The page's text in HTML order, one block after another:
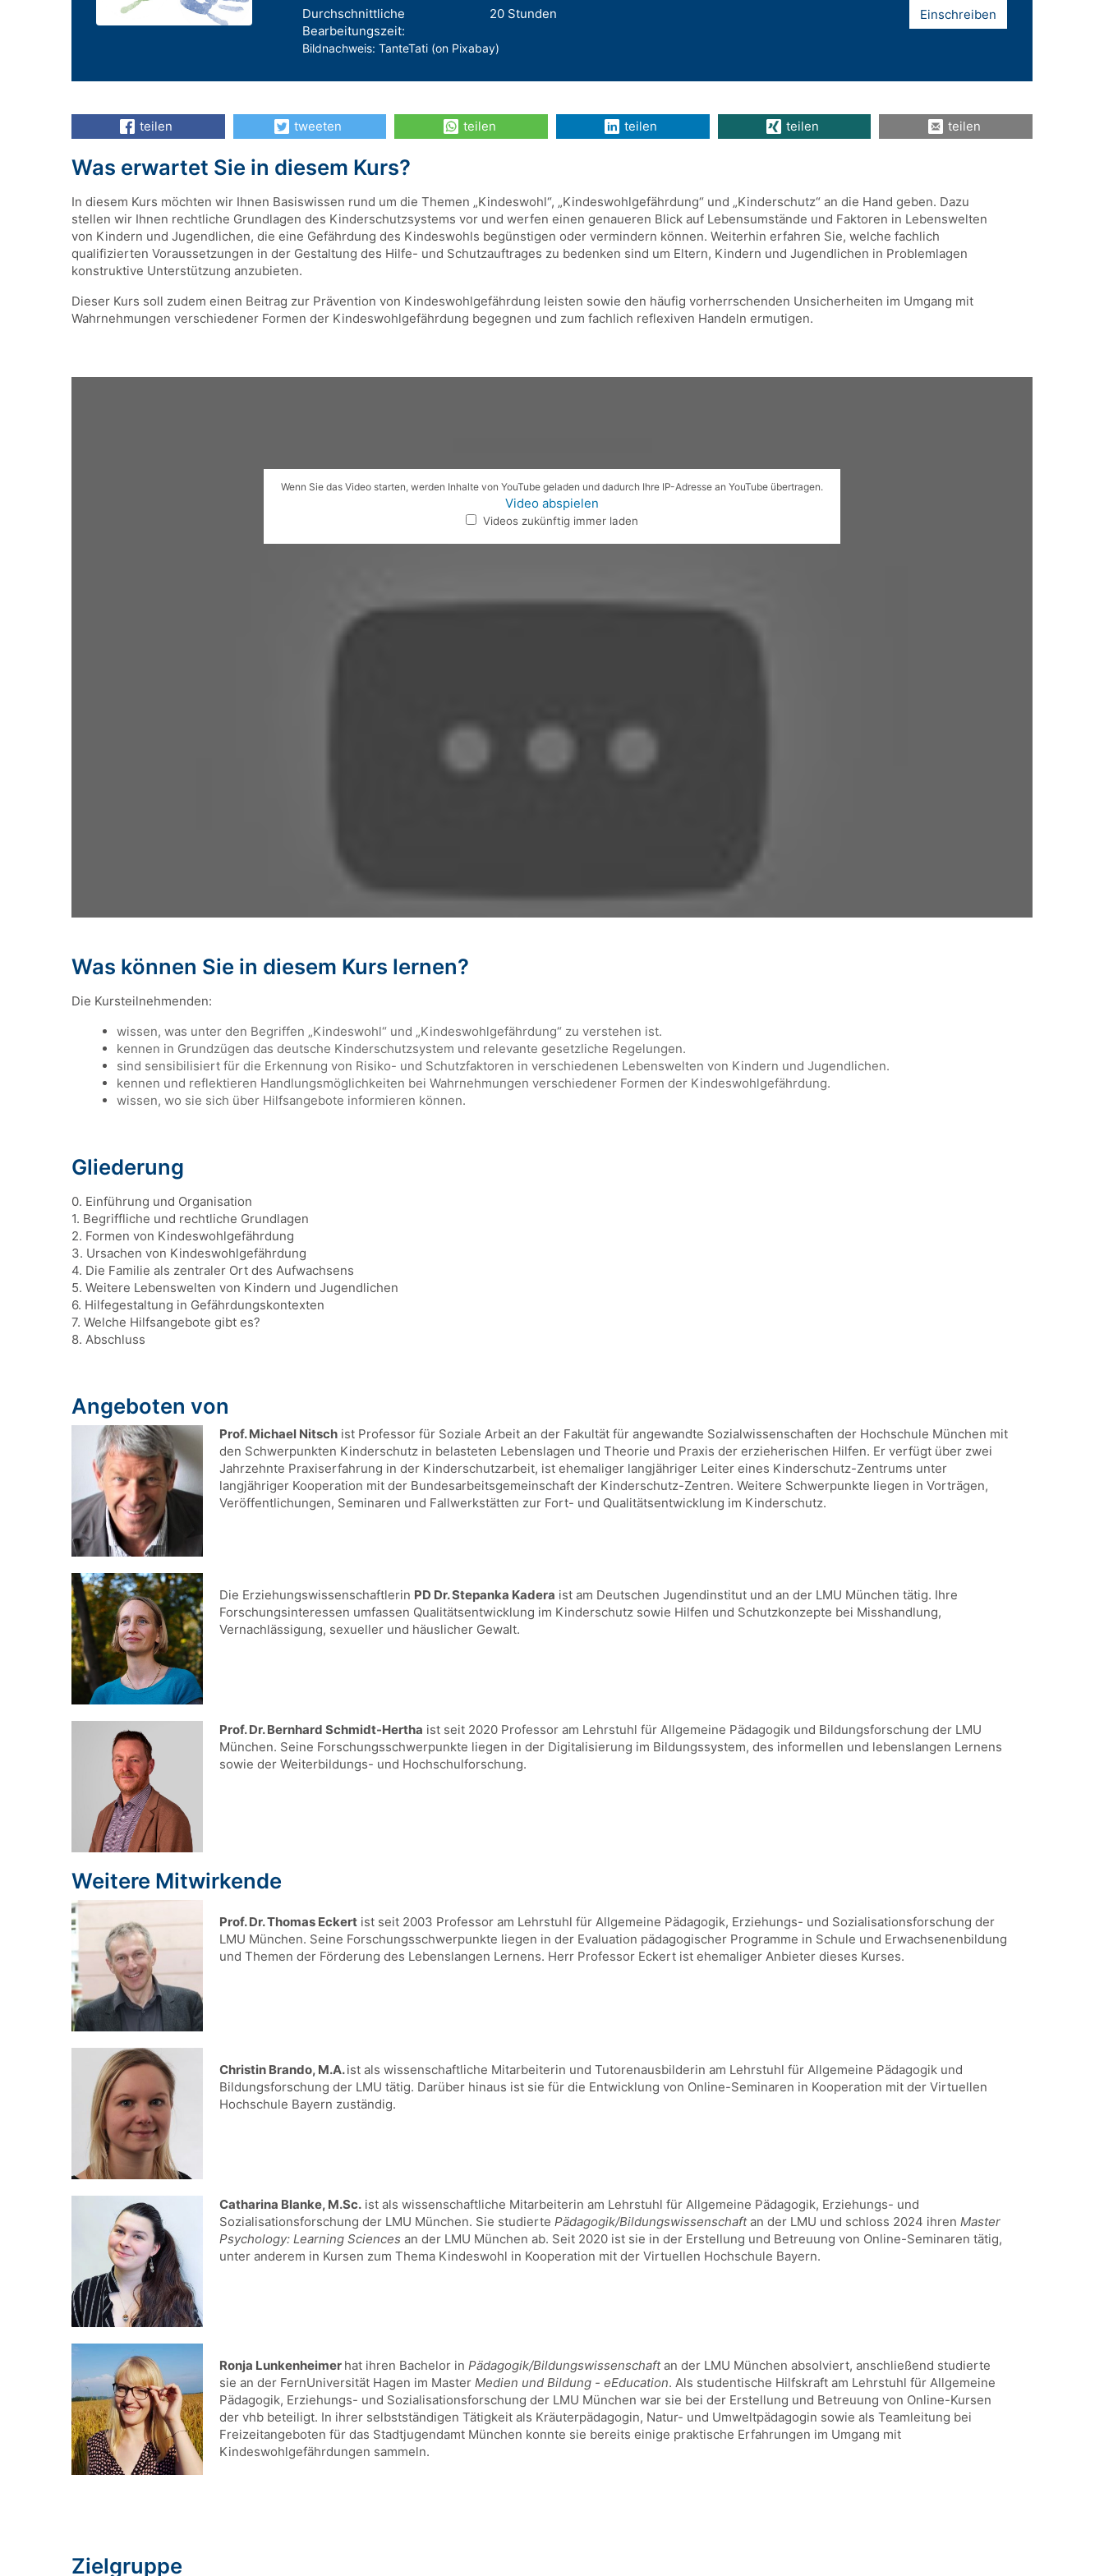
Durchschnittliche
Bearbeitungszeit:
20 Stunden Einschreiben
Bildnachweis: TanteTati (on Pixabay)
teilen tweeten teilen teilen teilen teilen
Was erwartet Sie in diesem Kurs?
In diesem Kurs möchten wir Ihnen Basiswissen rund um die Themen „Kindeswohl“, „Kindeswohlgefährdung“ und „Kinderschutz“ an die Hand geben. Dazu
stellen wir Ihnen rechtliche Grundlagen des Kinderschutzsystems vor und werfen einen genaueren Blick auf Lebensumstände und Faktoren in Lebenswelten
von Kindern und Jugendlichen, die eine Gefährdung des Kindeswohls begünstigen oder vermindern können. Weiterhin erfahren Sie, welche fachlich
qualifizierten Voraussetzungen in der Gestaltung des Hilfe- und Schutzauftrages zu bedenken sind um Eltern, Kindern und Jugendlichen in Problemlagen
konstruktive Unterstützung anzubieten.
Dieser Kurs soll zudem einen Beitrag zur Prävention von Kindeswohlgefährdung leisten sowie den häufig vorherrschenden Unsicherheiten im Umgang mit
Wahrnehmungen verschiedener Formen der Kindeswohlgefährdung begegnen und zum fachlich reflexiven Handeln ermutigen.
Wenn Sie das Video starten, werden Inhalte von YouTube geladen und dadurch Ihre IP-Adresse an YouTube übertragen.
Video abspielen
Videos zukünftig immer laden
Was können Sie in diesem Kurs lernen?
Die Kursteilnehmenden:
wissen, was unter den Begriffen „Kindeswohl“ und „Kindeswohlgefährdung“ zu verstehen ist.
kennen in Grundzügen das deutsche Kinderschutzsystem und relevante gesetzliche Regelungen.
sind sensibilisiert für die Erkennung von Risiko- und Schutzfaktoren in verschiedenen Lebenswelten von Kindern und Jugendlichen.
kennen und reflektieren Handlungsmöglichkeiten bei Wahrnehmungen verschiedener Formen der Kindeswohlgefährdung.
wissen, wo sie sich über Hilfsangebote informieren können.
Gliederung
0. Einführung und Organisation
1. Begriffliche und rechtliche Grundlagen
2. Formen von Kindeswohlgefährdung
3. Ursachen von Kindeswohlgefährdung
4. Die Familie als zentraler Ort des Aufwachsens
5. Weitere Lebenswelten von Kindern und Jugendlichen
6. Hilfegestaltung in Gefährdungskontexten
7. Welche Hilfsangebote gibt es?
8. Abschluss
Angeboten von
Prof. Michael Nitsch ist Professor für Soziale Arbeit an der Fakultät für angewandte Sozialwissenschaften der Hochschule München mit
den Schwerpunkten Kinderschutz in belasteten Lebenslagen und Theorie und Praxis der erzieherischen Hilfen. Er verfügt über zwei
Jahrzehnte Praxiserfahrung in der Kinderschutzarbeit, ist ehemaliger langjähriger Leiter eines Kinderschutz-Zentrums unter
langjähriger Kooperation mit der Bundesarbeitsgemeinschaft der Kinderschutz-Zentren. Weitere Schwerpunkte liegen in Vorträgen,
Veröffentlichungen, Seminaren und Fallwerkstätten zur Fort- und Qualitätsentwicklung im Kinderschutz.
Die Erziehungswissenschaftlerin PD Dr. Stepanka Kadera ist am Deutschen Jugendinstitut und an der LMU München tätig. Ihre
Forschungsinteressen umfassen Qualitätsentwicklung im Kinderschutz sowie Hilfen und Schutzkonzepte bei Misshandlung,
Vernachlässigung, sexueller und häuslicher Gewalt.
Prof. Dr. Bernhard Schmidt-Hertha ist seit 2020 Professor am Lehrstuhl für Allgemeine Pädagogik und Bildungsforschung der LMU
München. Seine Forschungsschwerpunkte liegen in der Digitalisierung im Bildungssystem, des informellen und lebenslangen Lernens
sowie der Weiterbildungs- und Hochschulforschung.
Weitere Mitwirkende
Prof. Dr. Thomas Eckert ist seit 2003 Professor am Lehrstuhl für Allgemeine Pädagogik, Erziehungs- und Sozialisationsforschung der
LMU München. Seine Forschungsschwerpunkte liegen in der Evaluation pädagogischer Programme in Schule und Erwachsenenbildung
und Themen der Förderung des Lebenslangen Lernens. Herr Professor Eckert ist ehemaliger Anbieter dieses Kurses.
Christin Brando, M.A.ist als wissenschaftliche Mitarbeiterin und Tutorenausbilderin am Lehrstuhl für Allgemeine Pädagogik und
Bildungsforschung der LMU tätig. Darüber hinaus ist sie für die Entwicklung von Online-Seminaren in Kooperation mit der Virtuellen
Hochschule Bayern zuständig.
Catharina Blanke, M.Sc. ist als wissenschaftliche Mitarbeiterin am Lehrstuhl für Allgemeine Pädagogik, Erziehungs- und
Sozialisationsforschung der LMU München. Sie studierte Pädagogik/Bildungswissenschaftan der LMU und schloss 2024 ihren Master
Psychology: Learning Sciences an der LMU München ab. Seit 2020 ist sie in der Erstellung und Betreuung von Online-Seminaren tätig,
unter anderem in Kursen zum Thema Kindeswohl in Kooperation mit der Virtuellen Hochschule Bayern.
Ronja Lunkenheimer hat ihren Bachelor in Pädagogik/Bildungswissenschaftan der LMU München absolviert, anschließend studierte
sie an der FernUniversität Hagen im Master Medien und Bildung - eEducation. Als studentische Hilfskraft am Lehrstuhl für Allgemeine
Pädagogik, Erziehungs- und Sozialisationsforschung der LMU München war sie bei der Erstellung und Betreuung von Online-Kursen
der vhb beteiligt. In ihrer selbstständigen Tätigkeit als Kräuterpädagogin, Natur- und Umweltpädagogin sowie als Teamleitung bei
Freizeitangeboten für das Stadtjugendamt München konnte sie bereits einige praktische Erfahrungen im Umgang mit
Kindeswohlgefährdungen sammeln.
Zielgruppe